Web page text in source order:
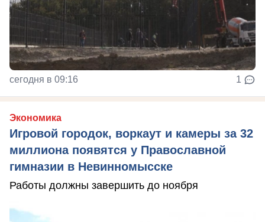
сегодня в 09:16 1
Экономика
Игровой городок, воркаут и камеры за 32
миллиона появятся у Православной
гимназии в Невинномысске
Работы должны завершить до ноября